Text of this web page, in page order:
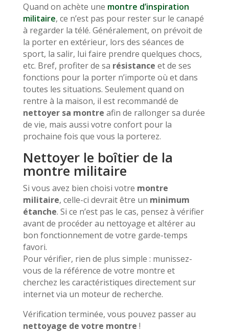
Quand on achète une montre d’inspiration
militaire, ce n’est pas pour rester sur le canapé
à regarder la télé. Généralement, on prévoit de
la porter en extérieur, lors des séances de
sport, la salir, lui faire prendre quelques chocs,
etc. Bref, profiter de sa résistance et de ses
fonctions pour la porter n’importe où et dans
toutes les situations. Seulement quand on
rentre à la maison, il est recommandé de
nettoyer sa montre afin de rallonger sa durée
de vie, mais aussi votre confort pour la
prochaine fois que vous la porterez.
Nettoyer le boîtier de la
montre militaire
Si vous avez bien choisi votre montre
militaire, celle-ci devrait être un minimum
étanche. Si ce n’est pas le cas, pensez à vérifier
avant de procéder au nettoyage et altérer au
bon fonctionnement de votre garde-temps
favori.
Pour vérifier, rien de plus simple : munissez-
vous de la référence de votre montre et
cherchez les caractéristiques directement sur
internet via un moteur de recherche.
Vérification terminée, vous pouvez passer au
nettoyage de votre montre !